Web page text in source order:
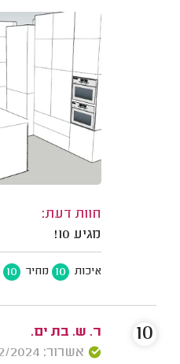
חוות דעת:
מגיע 10!
איכות 10 מחיר 10
ר. ש. בת ים.
אשרור: 11/12/2024
10